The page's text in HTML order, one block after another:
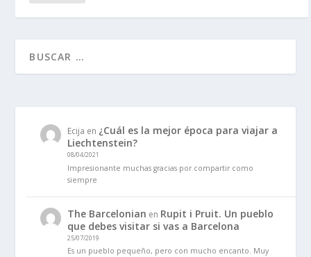
Ecija en ¿Cuál es la mejor época para viajar a
Liechtenstein?
08/04/2021
Impresionante muchas gracias por compartir como
siempre
The Barcelonian en Rupit i Pruit. Un pueblo
que debes visitar si vas a Barcelona
25/07/2019
Es un pueblo pequeño, pero con mucho encanto. Muy